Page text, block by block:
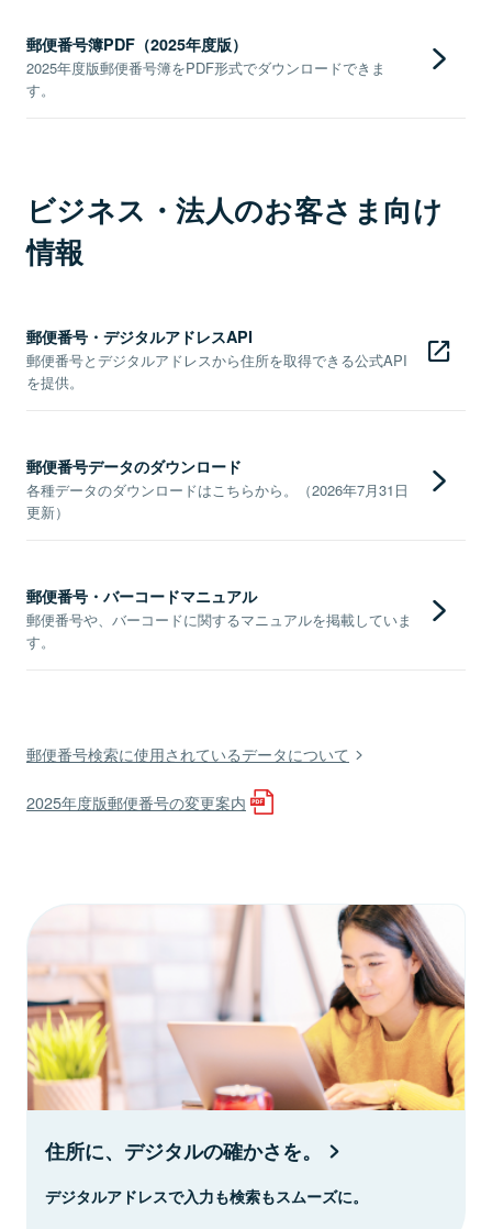
郵便番号簿PDF（2025年度版）
2025年度版郵便番号簿をPDF形式でダウンロードできま
す。
ビジネス・法人のお客さま向け
情報
郵便番号・デジタルアドレスAPI
郵便番号とデジタルアドレスから住所を取得できる公式API
を提供。
郵便番号データのダウンロード
各種データのダウンロードはこちらから。（2026年7月31日
更新）
郵便番号・バーコードマニュアル
郵便番号や、バーコードに関するマニュアルを掲載していま
す。
郵便番号検索に使用されているデータについて
2025年度版郵便番号の変更案内
住所に、デジタルの確かさを。
デジタルアドレスで入力も検索もスムーズに。